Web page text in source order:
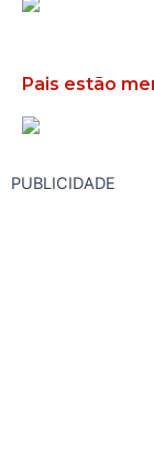
Pais estão
PUBLICIDADE